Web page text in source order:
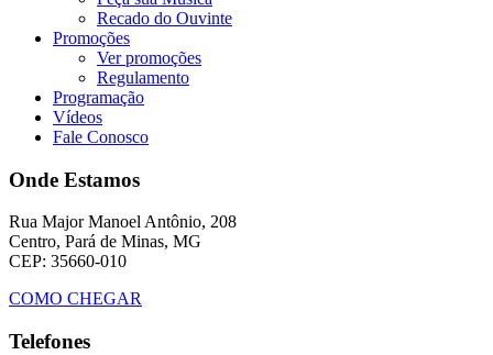
Recado do Ouvinte
Promoções
Ver promoções
Regulamento
Programação
Vídeos
Fale Conosco
Onde Estamos
Rua Major Manoel Antônio, 208
Centro, Pará de Minas, MG
CEP: 35660-010
COMO CHEGAR
Telefones